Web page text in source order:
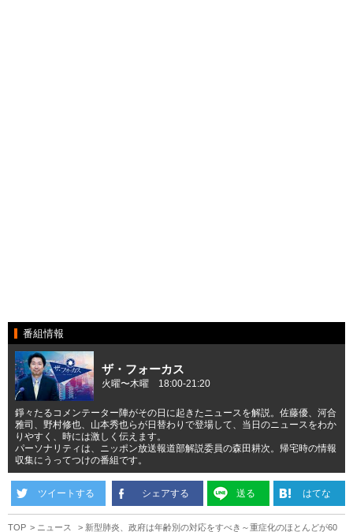
番組情報
ザ・フォーカス
火曜〜木曜 18:00-21:20
錚々たるコメンテーター陣がその日に起きたニュースを解説。佐藤優、河合
雅司、野村修也、山本秀也らが日替わりで登場して、当日のニュースをわか
りやすく、時には激しく伝えます。
パーソナリティは、ニッポン放送報道部解説委員の森田耕次。帰宅時の情報
収集にうってつけの番組です。
ツイートする シェアする 送る はてな
TOP ニュース 新型肺炎、政府は年齢別の対応をすべき～重症化のほとんどが60